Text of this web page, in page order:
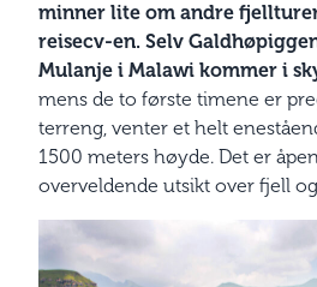
minner lite om andre
reisecv-en. Selv
Mulanje i Malawi kommer i
mens de to første timene er
terreng, venter et helt
1500 meters høyde. Det er
overveldende utsikt over fjell